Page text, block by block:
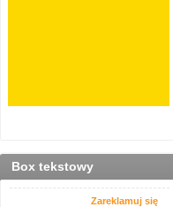
Box tekstowy
Zareklamuj się